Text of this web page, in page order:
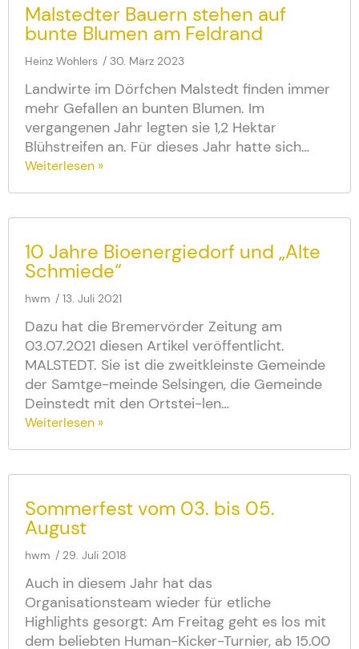
Malstedter Bauern stehen auf
bunte Blumen am Feldrand
Heinz Wohlers 30. März 2023
Landwirte im Dörfchen Malstedt finden immer
mehr Gefallen an bunten Blumen. Im
vergangenen Jahr legten sie 1,2 Hektar
Blühstreifen an. Für dieses Jahr hatte sich…
Weiterlesen »
10 Jahre Bioenergiedorf und „Alte
Schmiede“
hwm 13. Juli 2021
Dazu hat die Bremervörder Zeitung am
03.07.2021 diesen Artikel veröffentlicht.
MALSTEDT. Sie ist die zweitkleinste Gemeinde
der Samtge-meinde Selsingen, die Gemeinde
Deinstedt mit den Ortstei-len…
Weiterlesen »
Sommerfest vom 03. bis 05.
August
hwm 29. Juli 2018
Auch in diesem Jahr hat das
Organisationsteam wieder für etliche
Highlights gesorgt: Am Freitag geht es los mit
dem beliebten Human-Kicker-Turnier, ab 15.00